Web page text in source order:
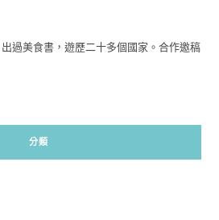
過美食書，遊歷二十多個國家。合作邀稿
分類